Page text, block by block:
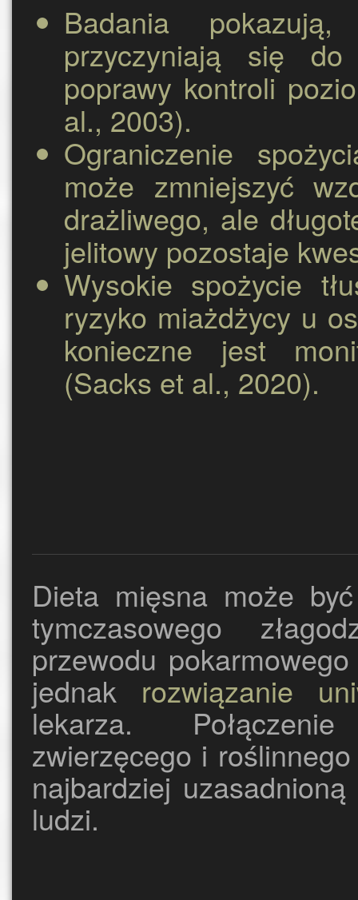
Badania
przyczyniają się
poprawy kontroli
al., 2003).
Ograniczenie
może zmniejszyć
drażliwego, ale
jelitowy pozostaje
Wysokie spożycie
ryzyko miażdżycy u
konieczne jest
(Sacks et al., 2020).
Dieta mięsna może
tymczasowego
przewodu
jednak rozwiązanie
lekarza.
zwierzęcego i
najbardziej
ludzi.